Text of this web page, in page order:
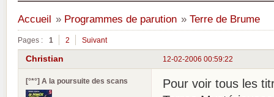
Accueil » Programmes de parution » Terre de Brume
Pages : 1 2 Suivant
12-02-2006 00:59:22
Christian
[°*°] A la poursuite des scans
Pour voir tous les